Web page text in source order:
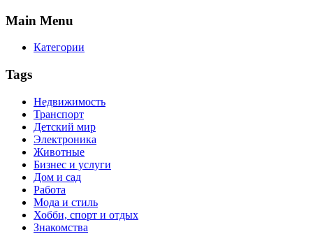
Main Menu
Категории
Tags
Недвижимость
Транспорт
Детский мир
Электроника
Животные
Бизнес и услуги
Дом и сад
Работа
Мода и стиль
Хобби, спорт и отдых
Знакомства